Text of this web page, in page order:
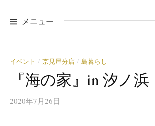
メニュー
イベント / 京見屋分店 / 島暮らし
『海の家』in 汐ノ浜
2020年7月26日